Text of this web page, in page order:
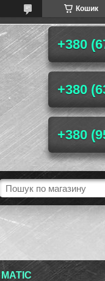
Кошик
+380
+380
+380